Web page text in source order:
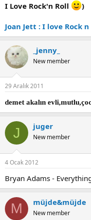
I Love Rock'n Roll )
Joan Jett : I love Rock
_jenny_
New member
29 Aralık 2011
demet akalın
J juger
New member
4 Ocak 2012
Bryan Adams -
M müjde&müjde
New member